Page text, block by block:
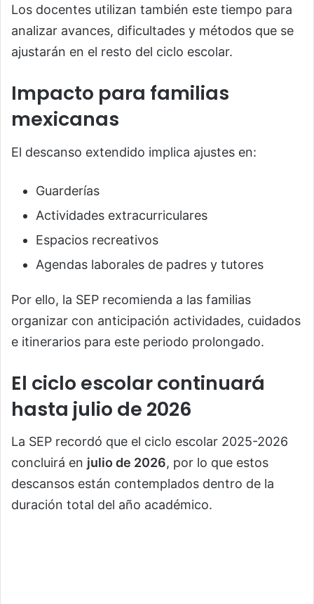
Los docentes utilizan también este tiempo para
analizar avances, dificultades y métodos que se
ajustarán en el resto del ciclo escolar.
Impacto para familias
mexicanas
El descanso extendido implica ajustes en:
Guarderías
Actividades extracurriculares
Espacios recreativos
Agendas laborales de padres y tutores
Por ello, la SEP recomienda a las familias
organizar con anticipación actividades, cuidados
e itinerarios para este periodo prolongado.
El ciclo escolar continuará
hasta julio de 2026
La SEP recordó que el ciclo escolar 2025-2026
concluirá en julio de 2026, por lo que estos
descansos están contemplados dentro de la
duración total del año académico.